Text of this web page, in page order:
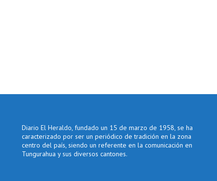
Diario El Heraldo, fundado un 15 de marzo de 1958, se ha
caracterizado por ser un periódico de tradición en la zona
centro del país, siendo un referente en la comunicación en
Tungurahua y sus diversos cantones.